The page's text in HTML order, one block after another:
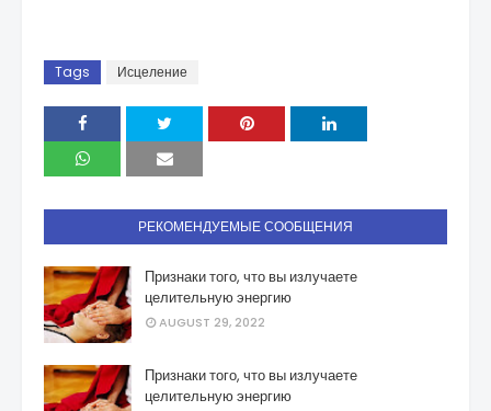
Tags Исцеление
РЕКОМЕНДУЕМЫЕ СООБЩЕНИЯ
Признаки того, что вы излучаете
целительную энергию
AUGUST 29, 2022
Признаки того, что вы излучаете
целительную энергию